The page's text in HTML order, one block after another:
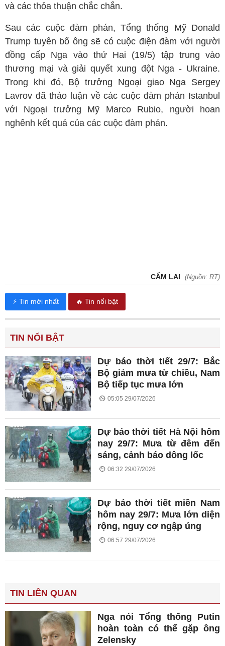
và các thỏa thuận chắc chắn.
Sau các cuộc đàm phán, Tổng thống Mỹ Donald
Trump tuyên bố ông sẽ có cuộc điện đàm với người
đồng cấp Nga vào thứ Hai (19/5) tập trung vào
thương mại và giải quyết xung đột Nga - Ukraine.
Trong khi đó, Bộ trưởng Ngoại giao Nga Sergey
Lavrov đã thảo luận về các cuộc đàm phán Istanbul
với Ngoại trưởng Mỹ Marco Rubio, người hoan
nghênh kết quả của các cuộc đàm phán.
CẨM LAI (Nguồn: RT)
⚡ Tin mới nhất 🔥 Tin nổi bật
TIN NỔI BẬT
Dự báo thời tiết 29/7: Bắc
Bộ giảm mưa từ chiều, Nam
Bộ tiếp tục mưa lớn
05:05 29/07/2026
Dự báo thời tiết Hà Nội hôm
nay 29/7: Mưa từ đêm đến
sáng, cảnh báo dông lốc
06:32 29/07/2026
Dự báo thời tiết miền Nam
hôm nay 29/7: Mưa lớn diện
rộng, nguy cơ ngập úng
06:57 29/07/2026
TIN LIÊN QUAN
Nga nói Tổng thống Putin
hoàn toàn có thể gặp ông
Zelensky